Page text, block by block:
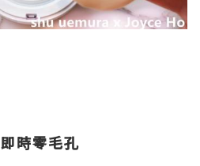
時零毛孔